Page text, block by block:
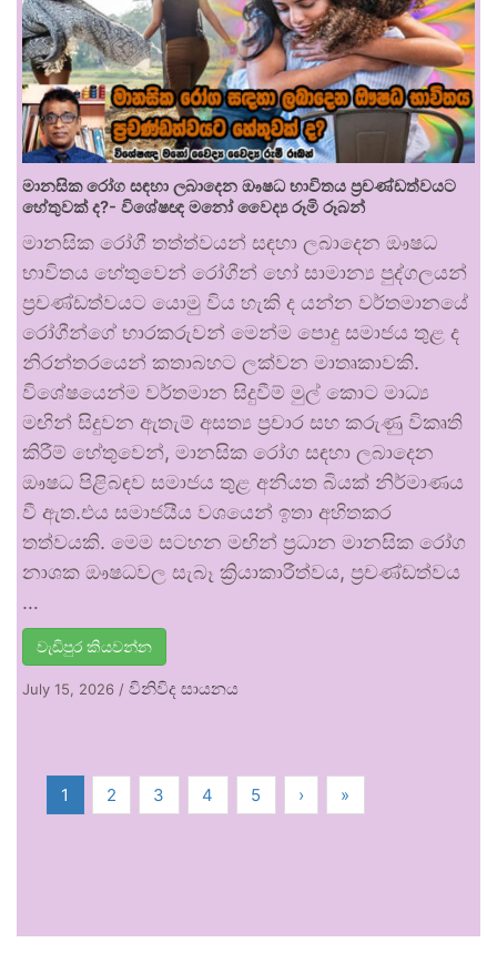
මානසික රෝග සඳහා ලබාදෙන ඖෂධ භාවිතය ප්‍රචණ්ඩත්වයට
හේතුවක් ද?- විශේෂඥ මනෝ වෛද්‍ය රූමි රූබන්
මානසික රෝගී තත්ත්වයන් සඳහා ලබාදෙන ඖෂධ
භාවිතය හේතුවෙන් රෝගීන් හෝ සාමාන්‍ය පුද්ගලයන්
ප්‍රචණ්ඩත්වයට යොමු විය හැකි ද යන්න වර්තමානයේ
රෝගීන්ගේ භාරකරුවන් මෙන්ම පොදු සමාජය තුළ ද
නිරන්තරයෙන් කතාබහට ලක්වන මාතෘකාවකි.
විශේෂයෙන්ම වර්තමාන සිදුවීම් මුල් කොට මාධ්‍ය
මඟින් සිදුවන ඇතැම් අසත්‍ය ප්‍රචාර සහ කරුණු විකෘති
කිරීම් හේතුවෙන්, මානසික රෝග සඳහා ලබාදෙන
ඖෂධ පිළිබඳව සමාජය තුළ අනියත බියක් නිර්මාණය
වී ඇත.එය සමාජයීය වශයෙන් ඉතා අහිතකර
තත්වයකි. මෙම සටහන මඟින් ප්‍රධාන මානසික රෝග
නාශක ඖෂධවල සැබෑ ක්‍රියාකාරීත්වය, ප්‍රචණ්ඩත්වය
…
වැඩිපුර කියවන්න
July 15, 2026 / විනිවිද සායනය
1 2 3 4 5 › »